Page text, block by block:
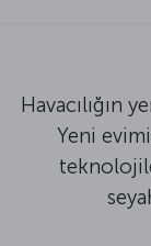
Havacılığın
Yeni